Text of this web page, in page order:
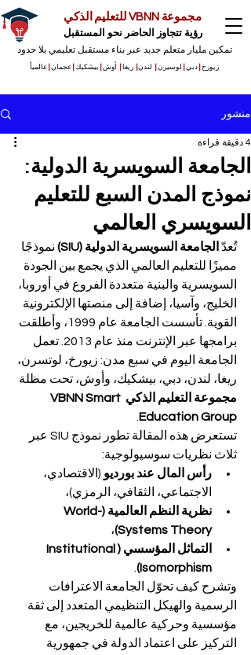
مجموعة VBNN للتعليم الذكي
رؤية تتجاوز الحاضر نحو المستقبل
تمكين مليار متعلم جديد عبر بناء مستقبل تعليمي بلا حدود
زيورخ دبي لوسيرن لندن ريغا أوش بيشكيك عجمان |عالمياً
منشور
الجامعة السويسرية الدولية:
نموذج المدن السبع للتعليم
السويسري العالمي
4 دقيقة قراءة
تُعدّ الجامعة السويسرية الدولية (SIU)
نموذجًا
مميزًا للتعليم العالمي الذي يجمع بين الجودة
السويسرية والبنية متعددة الفروع في أوروبا،
الخليج، وآسيا، إضافة إلى منصتها الإلكترونية
القوية. تأسست الجامعة عام 1999، وأطلقت
برامجها عبر الإنترنت منذ عام 2013. تعمل
الجامعة اليوم في سبع مدن: زيورخ، لوتسرن،
ريغا، لندن، دبي، بيشكيك، وأوش، تحت مظلة
مجموعة التعليم الذكي VBNN Smart
Education Group
تستعرض هذه المقالة تطور نموذج SIU عبر
ثلاث نظريات سوسيولوجية:
رأس المال عند بورديو (الاقتصادي،
الاجتماعي، الثقافي، الرمزي)،
نظرية النظم العالمية (World-
Systems Theory) ،
التماثل المؤسسي (Institutional
Isomorphism)
وتشرح كيف تحوّل الجامعة الاعترافات
الرسمية والهيكل التنظيمي المتعدد إلى ثقة
مؤسسية وحركية عالمية للخريجين، مع
التركيز على اعتماد الدولة في جمهورية